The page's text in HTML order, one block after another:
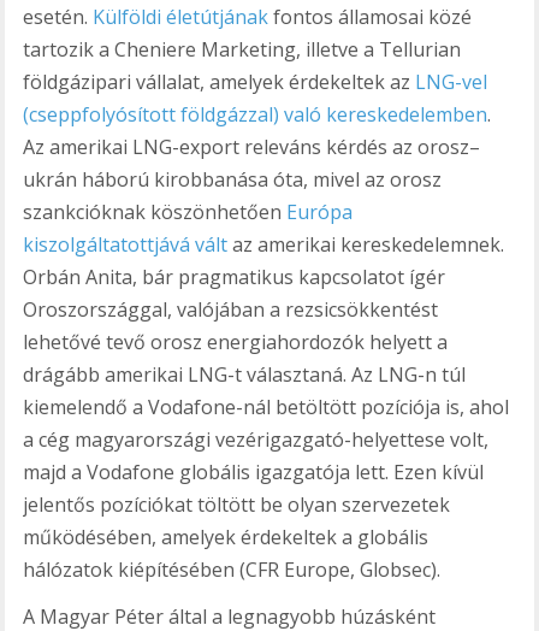
esetén. Külföldi életútjánakfontos államosai közé
tartozik a Cheniere Marketing, illetve a Tellurian
földgázipari vállalat, amelyek érdekeltek az LNG-vel
(cseppfolyósított földgázzal) való kereskedelemben.
Az amerikai LNG-export releváns kérdés az orosz–
ukrán háború kirobbanása óta, mivel az orosz
szankcióknak köszönhetően Európa
kiszolgáltatottjává váltaz amerikai kereskedelemnek.
Orbán Anita, bár pragmatikus kapcsolatot ígér
Oroszországgal, valójában a rezsicsökkentést
lehetővé tevő orosz energiahordozók helyett a
drágább amerikai LNG-t választaná. Az LNG-n túl
kiemelendő a Vodafone-nál betöltött pozíciója is, ahol
a cég magyarországi vezérigazgató-helyettese volt,
majd a Vodafone globális igazgatója lett. Ezen kívül
jelentős pozíciókat töltött be olyan szervezetek
működésében, amelyek érdekeltek a globális
hálózatok kiépítésében (CFR Europe, Globsec).
A Magyar Péter által a legnagyobb húzásként